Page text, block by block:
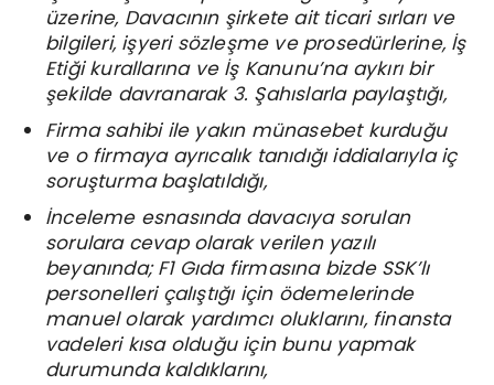
üzerine, Davacının şirkete ait ticari sırları ve
bilgileri, işyeri sözleşme ve prosedürlerine, İş
Etiği kurallarına ve İş Kanunu’na aykırı bir
şekilde davranarak 3. Şahıslarla paylaştığı,
Firma sahibi ile yakın münasebet kurduğu
ve o firmaya ayrıcalık tanıdığı iddialarıyla iç
soruşturma başlatıldığı,
İnceleme esnasında davacıya sorulan
sorulara cevap olarak verilen yazılı
beyanında; F1 Gıda firmasına bizde SSK’lı
personelleri çalıştığı için ödemelerinde
manuel olarak yardımcı oluklarını, finansta
vadeleri kısa olduğu için bunu yapmak
durumunda kaldıklarını,